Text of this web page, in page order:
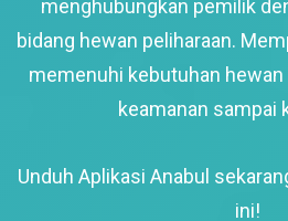
menghubungkan pemilik
bidang hewan peliharaan.
memenuhi kebutuhan hewan
keamanan sampai
Unduh Aplikasi Anabul
ini!